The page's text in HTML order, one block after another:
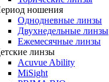
ношения
Однодневные линзы
Двухнедельные линзы
Ежемесячные линзы
линзы
Acuvue Ability
MiSight